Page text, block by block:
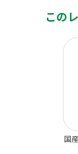
この
国